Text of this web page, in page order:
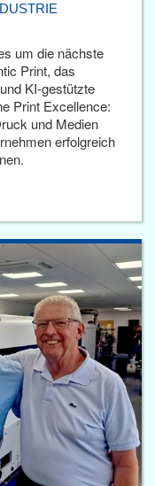
um die nächste
Print, das
KI-gestützte
Print Excellence:
und Medien
erfolgreich